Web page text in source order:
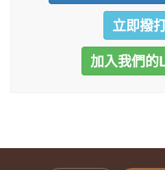
立即撥
加入我們的